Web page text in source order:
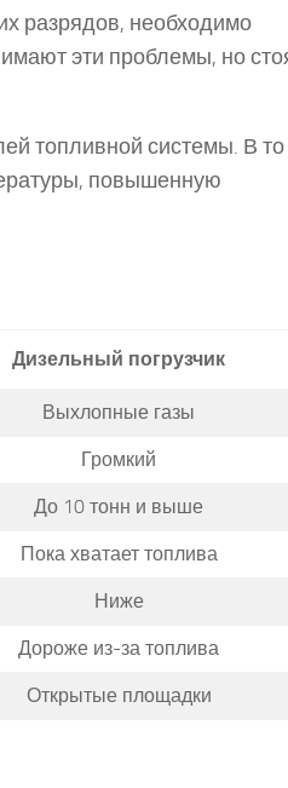
разрядов, необходимо
эти проблемы, но
топливной системы. В то
повышенную
Дизельный погрузчик
Выхлопные газы
Громкий
До 10 тонн и выше
Пока хватает топлива
Ниже
Дороже из-за топлива
Открытые площадки